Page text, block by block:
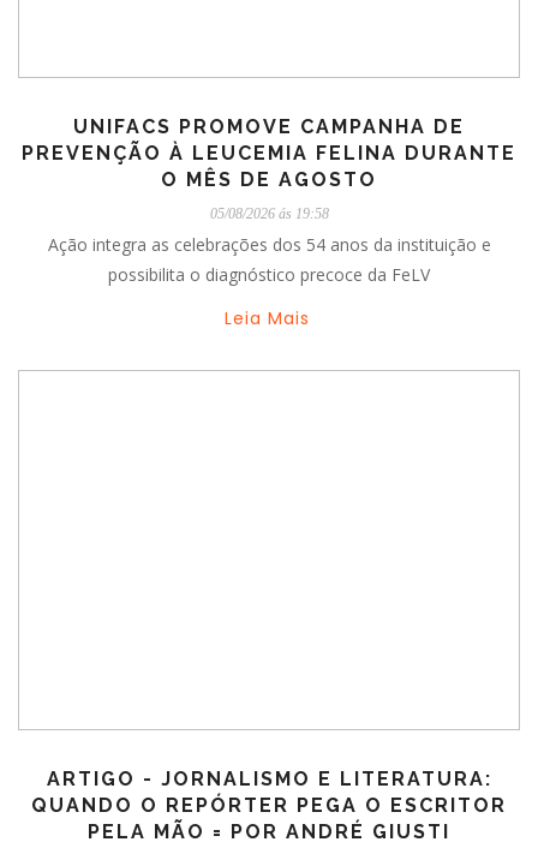
UNIFACS PROMOVE CAMPANHA DE
PREVENÇÃO À LEUCEMIA FELINA DURANTE
O MÊS DE AGOSTO
05/08/2026 ás 19:58
Ação integra as celebrações dos 54 anos da instituição e
possibilita o diagnóstico precoce da FeLV
Leia Mais
ARTIGO - JORNALISMO E LITERATURA:
QUANDO O REPÓRTER PEGA O ESCRITOR
PELA MÃO = POR ANDRÉ GIUSTI